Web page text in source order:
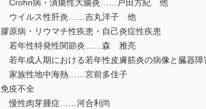
Crohn病・潰瘍性大腸炎……戸田方紀 他
ウイルス性肝炎……吉丸洋子 他
膠原病・リウマチ性疾患・自己炎症性疾患
若年性特発性関節炎……森 雅亮
若年成人期における若年性皮膚筋炎の病像と臓器
家族性地中海熱……宮前多佳子
免疫不全
慢性肉芽腫症……河合利尚